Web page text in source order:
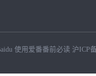
使用爱番番前必读 沪ICP